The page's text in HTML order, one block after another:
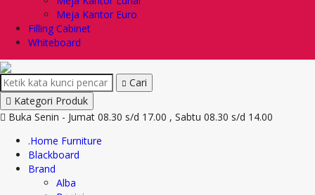
Meja Kantor Euro
Filling Cabinet
Whiteboard
Cari
Kategori Produk
Buka Senin - Jumat 08.30 s/d 17.00 , Sabtu 08.30 s/d 14.00
.Home Furniture
Blackboard
Brand
Alba